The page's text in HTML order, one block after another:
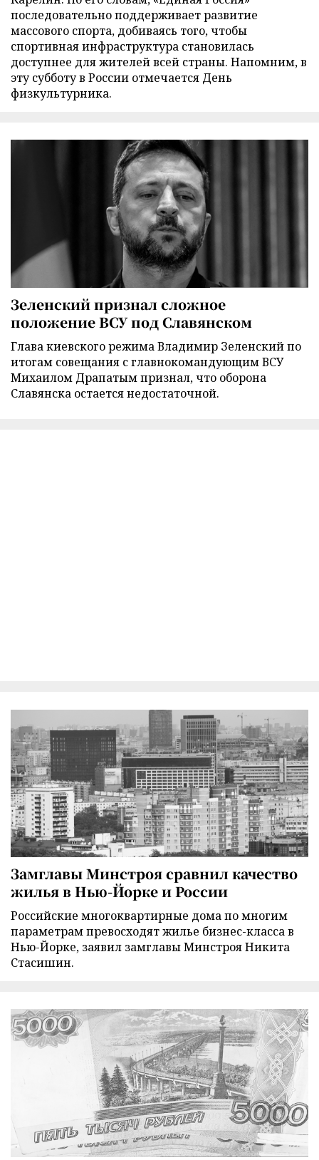
последовательно поддерживает развитие
массового спорта, добиваясь того, чтобы
спортивная инфраструктура становилась
доступнее для жителей всей страны. Напомним, в
эту субботу в России отмечается День
физкультурника.
Зеленский признал сложное
положение ВСУ под Славянском
Глава киевского режима Владимир Зеленский по
итогам совещания с главнокомандующим ВСУ
Михаилом Драпатым признал, что оборона
Славянска остается недостаточной.
Замглавы Минстроя сравнил качество
жилья в Нью-Йорке и России
Российские многоквартирные дома по многим
параметрам превосходят жилье бизнес-класса в
Нью-Йорке, заявил замглавы Минстроя Никита
Стасишин.